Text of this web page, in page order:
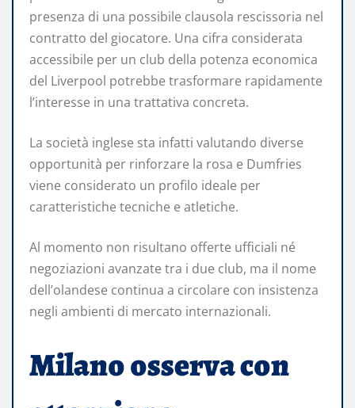
presenza di una possibile clausola rescissoria nel
contratto del giocatore. Una cifra considerata
accessibile per un club della potenza economica
del Liverpool potrebbe trasformare rapidamente
l’interesse in una trattativa concreta.
La società inglese sta infatti valutando diverse
opportunità per rinforzare la rosa e Dumfries
viene considerato un profilo ideale per
caratteristiche tecniche e atletiche.
Al momento non risultano offerte ufficiali né
negoziazioni avanzate tra i due club, ma il nome
dell’olandese continua a circolare con insistenza
negli ambienti di mercato internazionali.
Milano osserva con